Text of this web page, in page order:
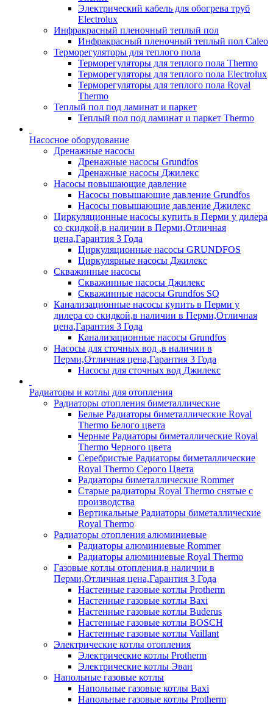
Электрический кабель для обогрева труб
Electrolux
Инфракрасный пленочный теплый пол
Инфракрасный пленочный теплый пол Caleo
Терморегуляторы для теплого пола
Терморегуляторы для теплого пола Thermo
Терморегуляторы для теплого пола Electrolux
Терморегуляторы для теплого пола Royal
Thermo
Теплый пол под ламинат и паркет
Теплый пол под ламинат и паркет Thermo
Насосное оборудование
Дренажные насосы
Дренажные насосы Grundfos
Дренажные насосы Джилекс
Насосы повышающие давление
Насосы повышающие давление Grundfos
Насосы повышающие давление Джилекс
Циркуляционные насосы купить в Перми у дилера
со скидкой,в наличии в Перми,Отличная
цена,Гарантия 3 Года
Циркуляционные насосы GRUNDFOS
Циркулярные насосы Джилекс
Скважинные насосы
Скважинные насосы Джилекс
Скважинные насосы Grundfos SQ
Канализационные насосы купить в Перми у
дилера со скидкой,в наличии в Перми,Отличная
цена,Гарантия 3 Года
Канализационные насосы Grundfos
Насосы для сточных вод ,в наличии в
Перми,Отличная цена,Гарантия 3 Года
Насосы для сточных вод Джилекс
Радиаторы и котлы для отопления
Радиаторы отопления биметаллические
Белые Радиаторы биметаллические Royal
Thermo Белого цвета
Черные Радиаторы биметаллические Royal
Thermo Черного цвета
Серебристые Радиаторы биметаллические
Royal Thermo Серого Цвета
Радиаторы биметаллические Rommer
Старые радиаторы Royal Thermo снятые с
производства
Вертикальные Радиаторы биметаллические
Royal Thermo
Радиаторы отопления алюминиевые
Радиаторы алюминиевые Rommer
Радиаторы алюминиевые Royal Thermo
Газовые котлы отопления,в наличии в
Перми,Отличная цена,Гарантия 3 Года
Настенные газовые котлы Protherm
Настенные газовые котлы Baxi
Настенные газовые котлы Buderus
Настенные газовые котлы BOSCH
Настенные газовые котлы Vaillant
Электрические котлы отопления
Электрические котлы Protherm
Электрические котлы Эван
Напольные газовые котлы
Напольные газовые котлы Baxi
Напольные газовые котлы Protherm